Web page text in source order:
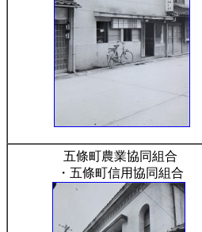
五條町農業協同組合
・五條町信用協同組合